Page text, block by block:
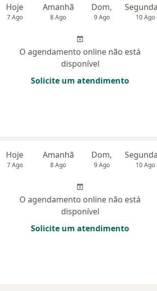
Hoje
7 Ago
Amanhã
8 Ago
Dom,
9 Ago 10 Ago
O agendamento online não está
disponível
Solicite um atendimento
Hoje
7 Ago
Amanhã
8 Ago
Dom,
9 Ago 10 Ago
O agendamento online não está
disponível
Solicite um atendimento